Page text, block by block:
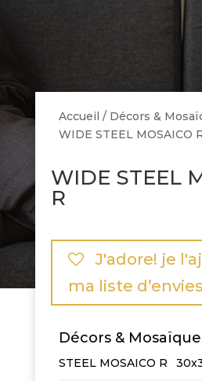
Accueil / Décors &
WIDE STEEL MOSAICO
WIDE STEEL
R
J'adore! je
ma liste d’envies
Décors &
STEEL MOSAICO R